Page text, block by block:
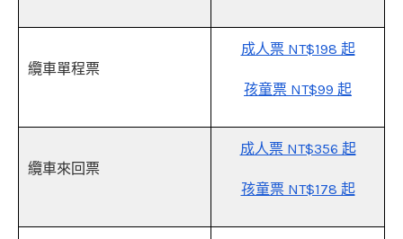
纜車單程票
成人票 NT$198 起
孩童票 NT$99 起
纜車來回票
成人票 NT$356 起
孩童票 NT$178 起